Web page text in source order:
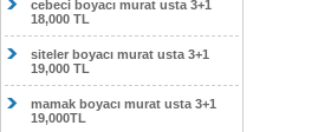
cebeci boyacı murat usta 3+1
18,000 TL
siteler boyacı murat usta 3+1
19,000 TL
mamak boyacı murat usta 3+1
19,000TL